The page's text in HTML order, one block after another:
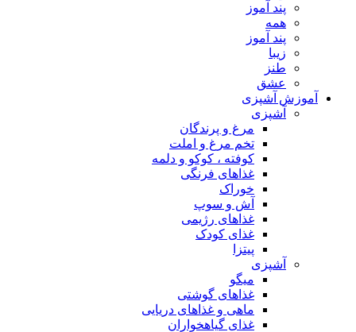
پند آموز
همه
پند آموز
زیبا
طنز
عشق
آموزش آشپزی
آشپزی
مرغ و پرندگان
تخم مرغ و املت
کوفته ، کوکو و دلمه
غذاهای فرنگی
خوراک
آش و سوپ
غذاهای رژیمی
غذای کودک
پیتزا
آشپزی
میگو
غذاهای گوشتی
ماهی و غذاهای دریایی
غذای گیاهخواران